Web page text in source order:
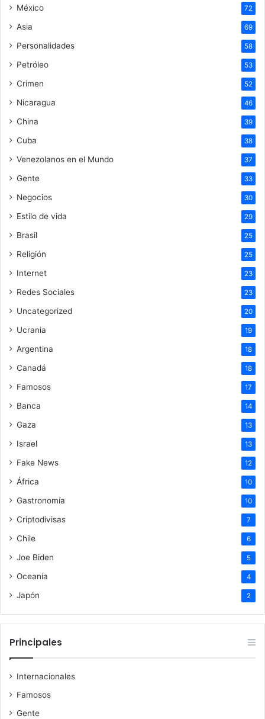
México 72
Asia 69
Personalidades 58
Petróleo 53
Crimen 52
Nicaragua 46
China 39
Cuba 38
Venezolanos en el Mundo 37
Gente 33
Negocios 30
Estilo de vida 29
Brasil 25
Religión 25
Internet 23
Redes Sociales 23
Uncategorized 20
Ucrania 19
Argentina 18
Canadá 18
Famosos 17
Banca 14
Gaza 13
Israel 13
Fake News 12
África 10
Gastronomía 10
Criptodivisas 7
Chile 6
Joe Biden 5
Oceanía 4
Japón 2
Principales
Internacionales
Famosos
Gente